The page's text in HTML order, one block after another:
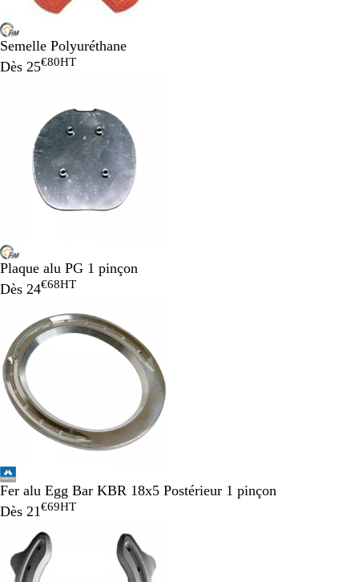
Semelle Polyuréthane
Dès 25€80HT
Plaque alu PG 1 pinçon
Dès 24€68HT
Fer alu Egg Bar KBR 18x5 Postérieur 1 pinçon
Dès 21€69HT